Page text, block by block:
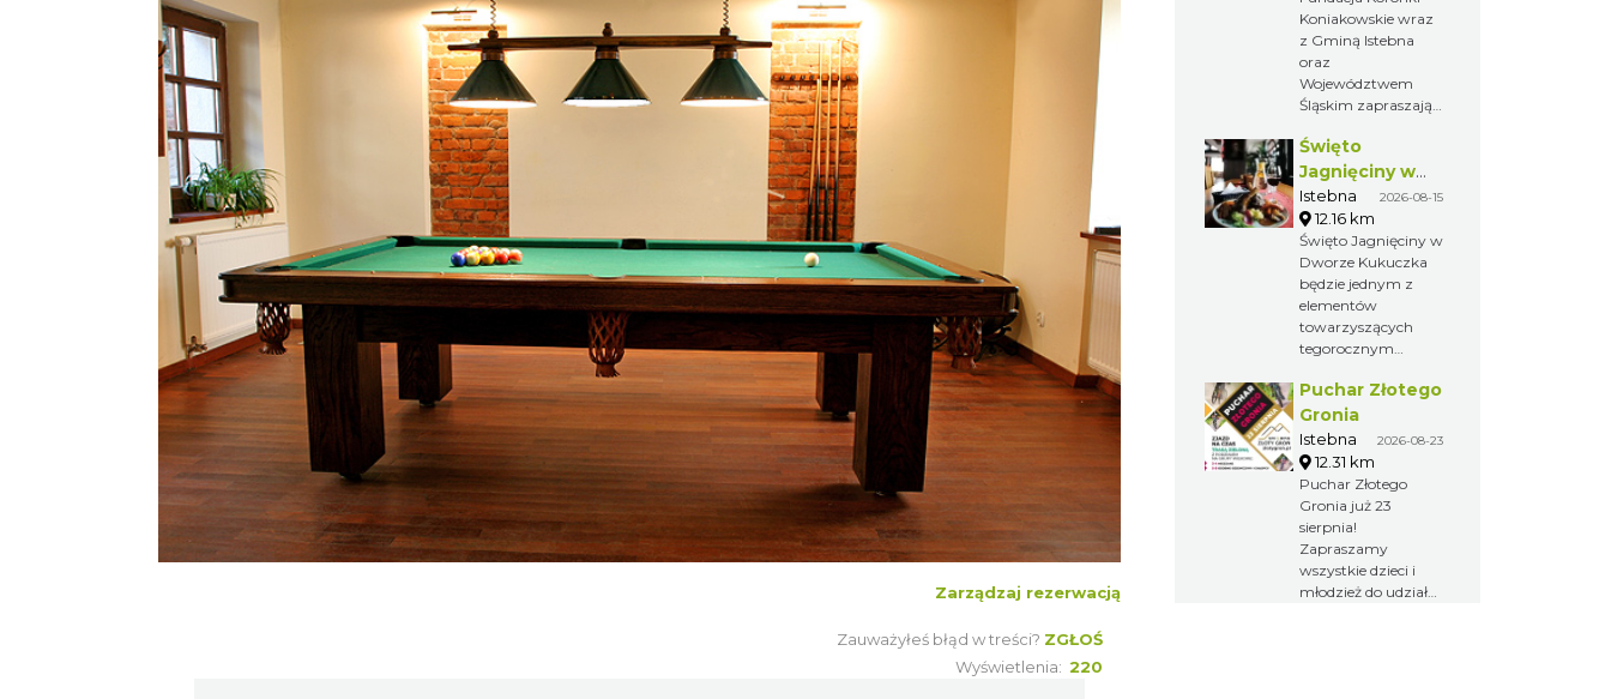
Zarządzaj rezerwacją
Zauważyłeś błąd w treści? ZGŁOŚ
Wyświetlenia: 220
poświęconego
tradycjom
zielarskim Beskidu
Żywieckiego. Wstęp
na wydarzenie jest
Koniakowskie wraz
z Gminą Istebna
oraz
Województwem
Śląskim zapraszają
wyjątkowego
kulturalnego
wydarzenia pełnego
twórczości ludowej,
tańca, muzyki i
mody.
Święto
Jagnięciny w
Istebnej
Istebna 2026-08-15
12.16 km
Święto Jagnięciny w
Dworze Kukuczka
będzie jednym z
elementów
towarzyszących
tegorocznym
Koniakowskiej i
odbędzie się 15
sierpnia.
Puchar Złotego
Gronia
Istebna 2026-08-23
12.31 km
Puchar Złotego
Gronia już 23
sierpnia!
Zapraszamy
wszystkie dzieci i
młodzież do udziału